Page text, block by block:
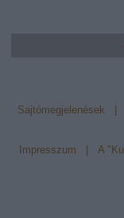
Sajtómegjelenések
Impresszum A